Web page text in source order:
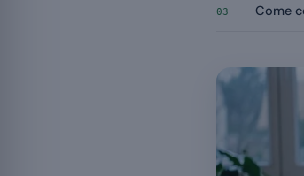
03 Come